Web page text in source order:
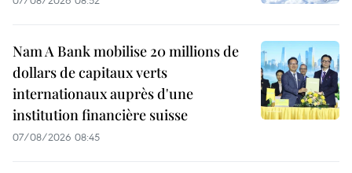
Nam A Bank mobilise 20 millions de
dollars de capitaux verts
internationaux auprès d'une
institution financière suisse
07/08/2026 08:45